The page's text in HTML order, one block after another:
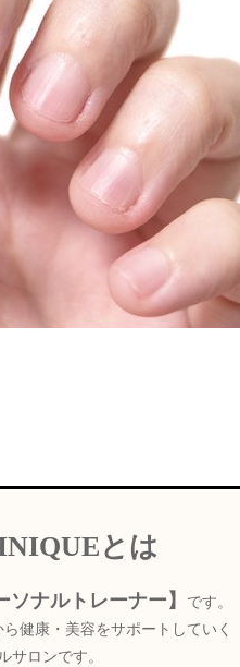
とは
ソナルトレーナー】
です。
健康・美容をサポートしていく
サロンです。